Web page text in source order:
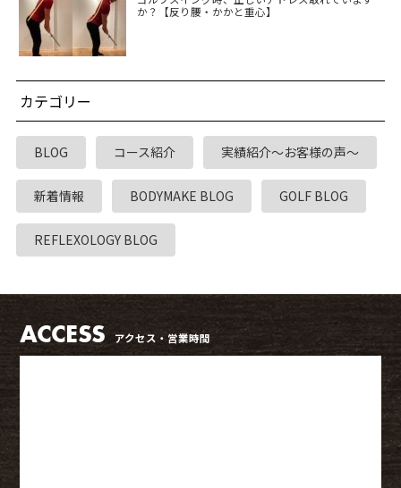
か？【反り腰・かかと重心】
カテゴリー
BLOG コース紹介 実績紹介～お客様の声～
新着情報 BODYMAKE BLOG GOLF BLOG
REFLEXOLOGY BLOG
ACCESS アクセス・営業時間